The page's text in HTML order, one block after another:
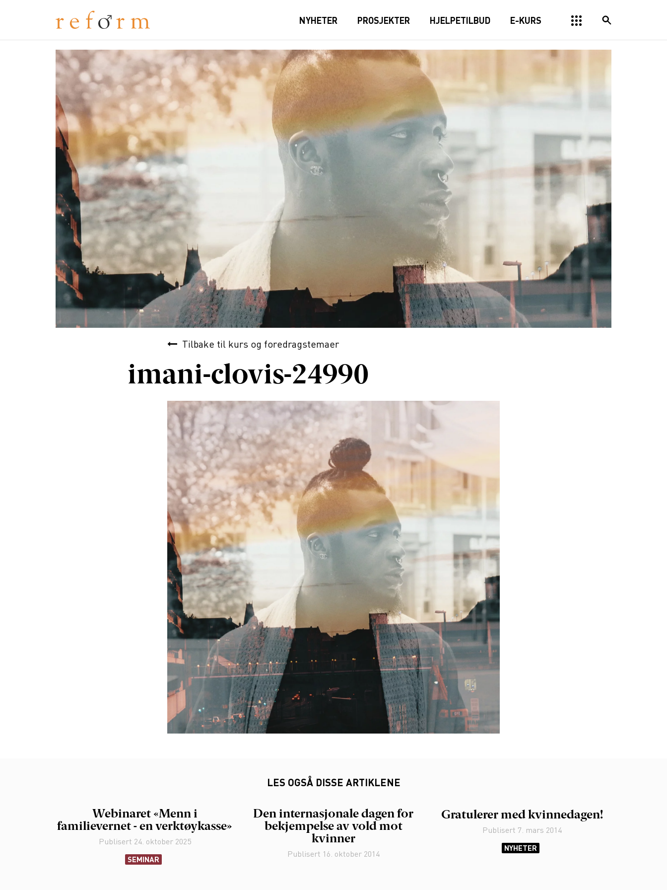
NYHETER PROSJEKTER HJELPETILBUD E-KURS
Tilbake tilkurs og foredragstemaer
imani-clovis-24990
LES OGSÅ DISSE ARTIKLENE
Webinaret «Menn i
familievernet - en verktøykasse»
Publisert 24. oktober 2025
SEMINAR
Den internasjonale dagen for
bekjempelse av vold mot
kvinner
Publisert 16. oktober 2014
Gratulerer med kvinnedagen!
Publisert 7. mars 2014
NYHETER